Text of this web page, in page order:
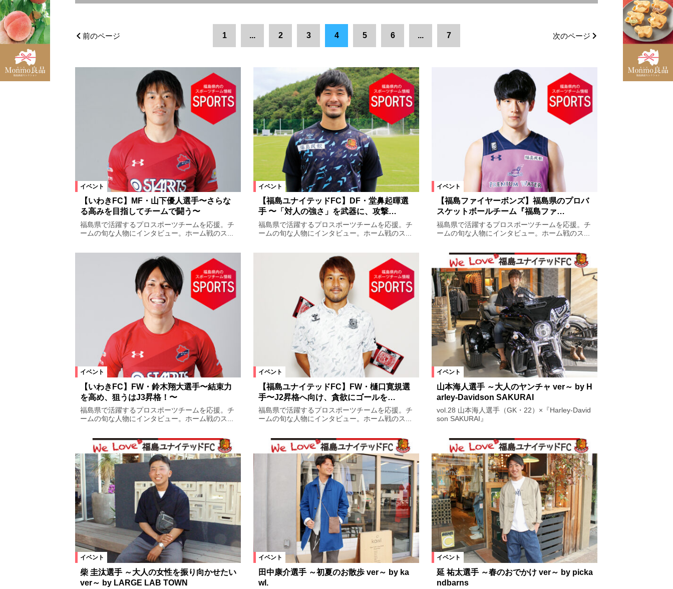
福島県 宮城県 山形県 仙台市 大玉村 白河市 金山町
楢葉町 福島県全域 南会津町 北塩原村 須賀川市 会津若松市 本宮市 新潟県
泉崎村 会津坂下町 相馬市 下郷町 桑折町 会津美里町 三島町 双葉町
川俣町 猪苗代町 大熊町 西会津町 磐梯町 浅川町 中島村 只見町
鮫川村 東京都 平田村 天栄村 石川町 白石市 福島市郊外
カテゴリ
キッズイベント 公演・講座 ステージ アート スクリーン 上映会 コンサート ライブ
ご当地ネタ グルメ 祭り イルミネーション 花火 マルシェ
来週 再来週以降
絞り込む
前のページ 1 ... 2 3 4 5 6 ... 7 次のページ
イベント
【いわきFC】MF・山下優人選手〜さらな
る高みを目指してチームで闘う〜
福島県で活躍するプロスポーツチームを応援。チ
ームの旬な人物にインタビュー。ホーム戦のス...
イベント
【福島ユナイテッドFC】DF・堂鼻起暉選
手 〜「対人の強さ」を武器に、攻撃…
福島県で活躍するプロスポーツチームを応援。チ
ームの旬な人物にインタビュー。ホーム戦のス...
イベント
【福島ファイヤーボンズ】福島県のプロバ
スケットボールチーム『福島ファ…
福島県で活躍するプロスポーツチームを応援。チ
ームの旬な人物にインタビュー。ホーム戦のス...
イベント
【いわきFC】FW・鈴木翔大選手〜結束力
を高め、狙うはJ3昇格！〜
福島県で活躍するプロスポーツチームを応援。チ
ームの旬な人物にインタビュー。ホーム戦のス...
イベント
【福島ユナイテッドFC】FW・樋口寛規選
手〜J2昇格へ向け、貪欲にゴールを…
福島県で活躍するプロスポーツチームを応援。チ
ームの旬な人物にインタビュー。ホーム戦のス...
イベント
山本海人選手 ～大人のヤンチャ ver～ by H
arley-Davidson SAKURAI
vol.28 山本海人選手（GK・22）×『Harley-David
son SAKURAI』
イベント
柴 圭汰選手 ～大人の女性を振り向かせたい
ver～ by LARGE LAB TOWN
イベント
田中康介選手 ～初夏のお散歩 ver～ by ka
wl.
イベント
延 祐太選手 ～春のおでかけ ver～ by picka
ndbarns